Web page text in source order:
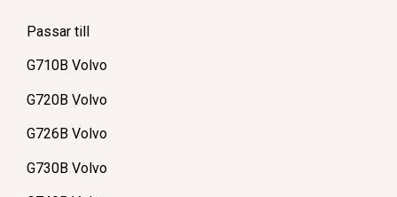
Passar till
G710B Volvo
G720B Volvo
G726B Volvo
G730B Volvo